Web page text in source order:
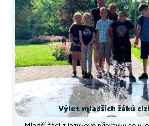
Výlet mladších žáků